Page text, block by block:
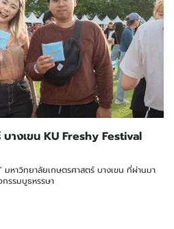
บางเขน KU Freshy Festival
มหาวิทยาลัยเกษตรศาสตร์ บางเขน ที่ผ่านมา
กรรมบูธหรรษา